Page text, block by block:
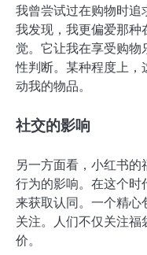
我曾尝试过在购物时追
我发现，我更偏爱那
觉。它让我在享受购
性判断。某种程度上
动我的物品。
社交的影响
另一方面看，小红书
行为的影响。在这个
来获取认同。一个精
关注。人们不仅关注
价。